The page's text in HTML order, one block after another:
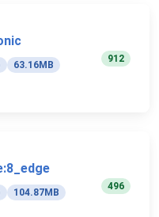
63.16MB
912
104.87MB
496